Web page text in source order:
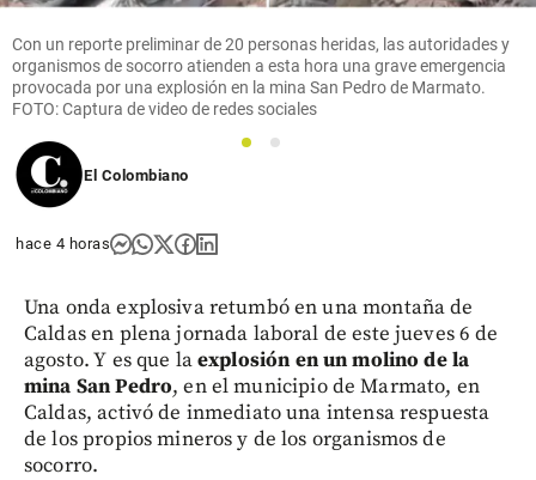
Con un reporte preliminar de 20 personas heridas, las autoridades y
organismos de socorro atienden a esta hora una grave emergencia
provocada por una explosión en la mina San Pedro de Marmato.
FOTO: Captura de video de redes sociales
1
2
El Colombiano
hace 4 horas
Una onda explosiva retumbó en una montaña de
Caldas en plena jornada laboral de este jueves 6 de
agosto. Y es que laexplosión en un molino de la
mina San Pedro, en el municipio de Marmato, en
Caldas, activó de inmediato una intensa respuesta
de los propios mineros y de los organismos de
socorro.